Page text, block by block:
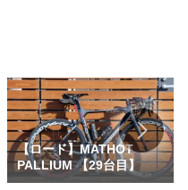
【ロード】MATHOT
PALLIUM 【29台目】